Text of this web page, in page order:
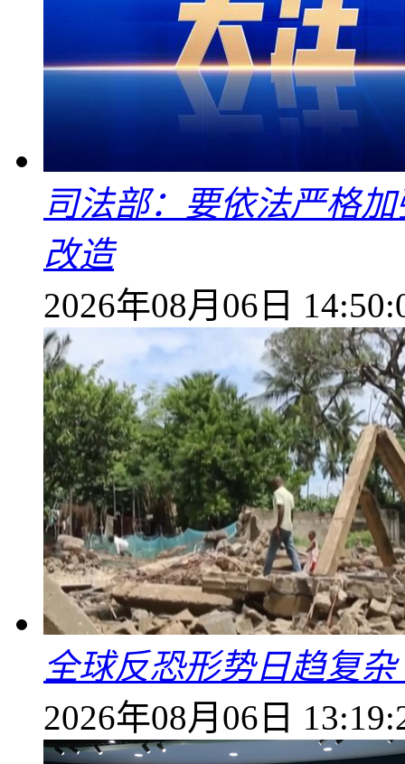
司法部：要依法严格
改造
2026年08月06日
全球反恐形势日趋复
2026年08月06日